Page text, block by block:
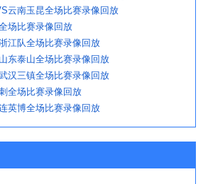
云南玉昆全场比赛录像回放
场比赛录像回放
江队全场比赛录像回放
东泰山全场比赛录像回放
汉三镇全场比赛录像回放
全场比赛录像回放
英博全场比赛录像回放